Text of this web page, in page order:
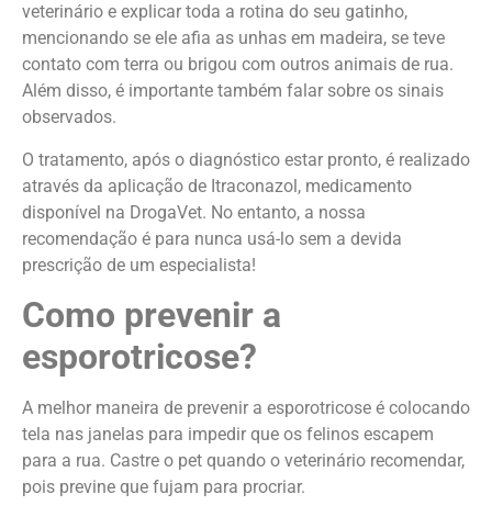
veterinário e explicar toda a rotina do seu gatinho,
mencionando se ele afia as unhas em madeira, se teve
contato com terra ou brigou com outros animais de rua.
Além disso, é importante também falar sobre os sinais
observados.
O tratamento, após o diagnóstico estar pronto, é realizado
através da aplicação de Itraconazol, medicamento
disponível na DrogaVet. No entanto, a nossa
recomendação é para nunca usá-lo sem a devida
prescrição de um especialista!
Como prevenir a
esporotricose?
A melhor maneira de prevenir a esporotricose é colocando
tela nas janelas para impedir que os felinos escapem
para a rua. Castre o pet quando o veterinário recomendar,
pois previne que fujam para procriar.